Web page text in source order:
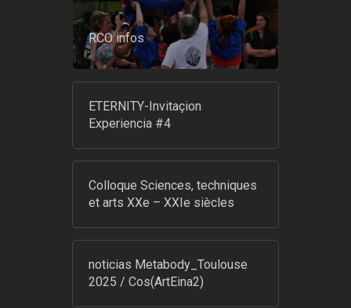
RCO infos
ETERNITY-Invitaçion
Experiencia #4
Colloque Sciences, techniques
et arts XXe – XXIe siècles
noticias Metabody_Toulouse
2025 / Cos(ArtEina2)